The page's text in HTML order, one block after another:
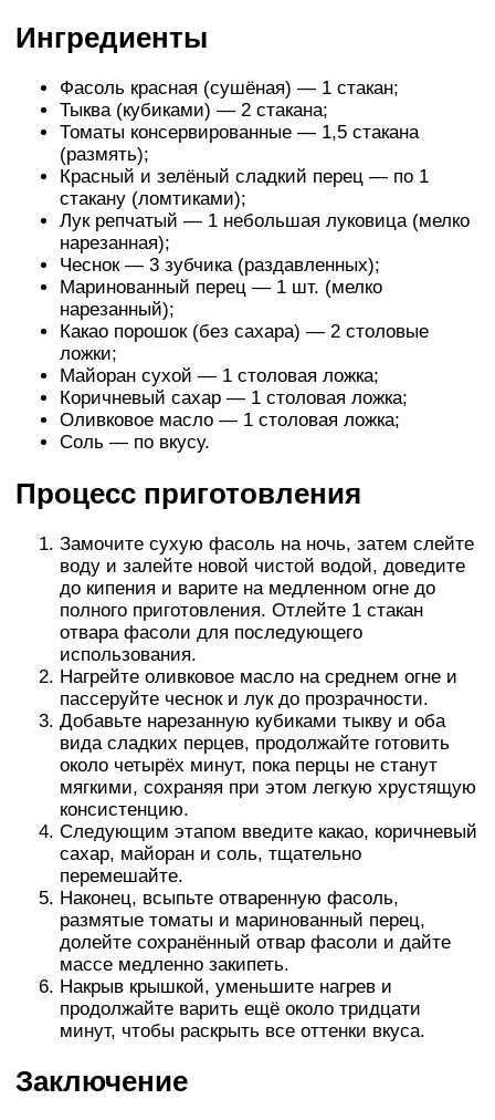
Ингредиенты
Фасоль красная (сушёная) — 1 стакан;
Тыква (кубиками) — 2 стакана;
Томаты консервированные — 1,5 стакана
(размять);
Красный и зелёный сладкий перец — по 1
стакану (ломтиками);
Лук репчатый — 1 небольшая луковица (мелко
нарезанная);
Чеснок — 3 зубчика (раздавленных);
Маринованный перец — 1 шт. (мелко
нарезанный);
Какао порошок (без сахара) — 2 столовые
ложки;
Майоран сухой — 1 столовая ложка;
Коричневый сахар — 1 столовая ложка;
Оливковое масло — 1 столовая ложка;
Соль — по вкусу.
Процесс приготовления
Замочите сухую фасоль на ночь, затем слейте
воду и залейте новой чистой водой, доведите
до кипения и варите на медленном огне до
полного приготовления. Отлейте 1 стакан
отвара фасоли для последующего
использования.
Нагрейте оливковое масло на среднем огне и
пассеруйте чеснок и лук до прозрачности.
Добавьте нарезанную кубиками тыкву и оба
вида сладких перцев, продолжайте готовить
около четырёх минут, пока перцы не станут
мягкими, сохраняя при этом легкую хрустящую
консистенцию.
Следующим этапом введите какао, коричневый
сахар, майоран и соль, тщательно
перемешайте.
Наконец, всыпьте отваренную фасоль,
размятые томаты и маринованный перец,
долейте сохранённый отвар фасоли и дайте
массе медленно закипеть.
Накрыв крышкой, уменьшите нагрев и
продолжайте варить ещё около тридцати
минут, чтобы раскрыть все оттенки вкуса.
Заключение